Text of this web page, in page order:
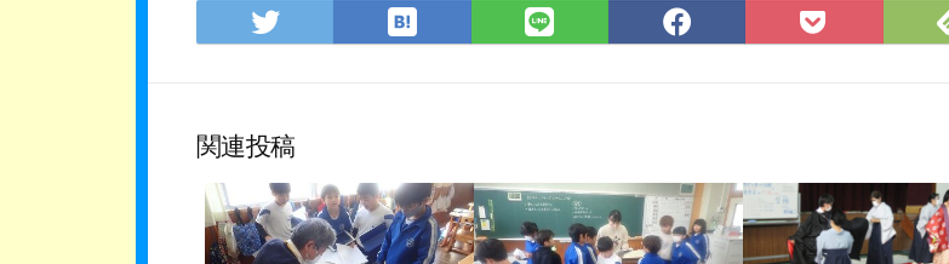
Twitter
で
ア
は
て
マ
ー
ク
LINE
で
Facebook
で
Pocket
に
関連投稿